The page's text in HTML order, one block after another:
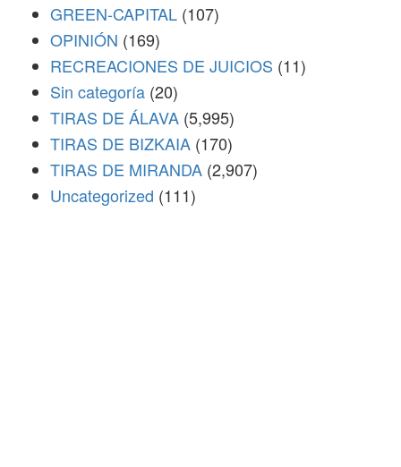
GREEN-CAPITAL (107)
OPINIÓN (169)
RECREACIONES DE JUICIOS (11)
Sin categoría (20)
TIRAS DE ÁLAVA (5,995)
TIRAS DE BIZKAIA (170)
TIRAS DE MIRANDA (2,907)
Uncategorized (111)